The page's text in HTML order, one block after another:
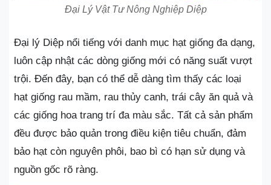
Đại Lý Vật Tư Nông Nghiệp Diệp
Đại lý Diệp nổi tiếng với danh mục hạt giống đa dạng,
luôn cập nhật các dòng giống mới có năng suất vượt
trội. Đến đây, bạn có thể dễ dàng tìm thấy các loại
hạt giống rau mầm, rau thủy canh, trái cây ăn quả và
các giống hoa trang trí đa màu sắc. Tất cả sản phẩm
đều được bảo quản trong điều kiện tiêu chuẩn, đảm
bảo hạt còn nguyên phôi, bao bì có hạn sử dụng và
nguồn gốc rõ ràng.